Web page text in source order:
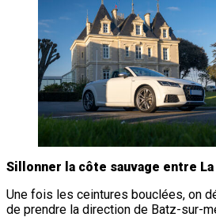
Sillonner la côte sauvage entre
Une fois les ceintures bouclées, on
de prendre la direction de Batz-sur-